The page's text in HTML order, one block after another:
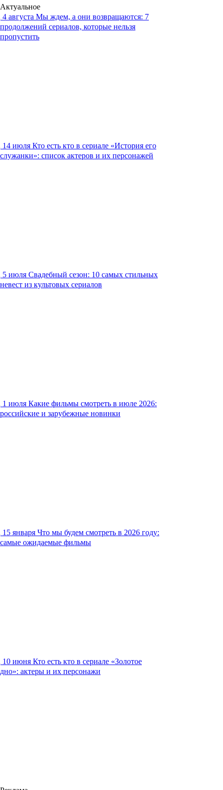
Актуальное
4 августа Мы ждем, а они возвращаются: 7
продолжений сериалов, которые нельзя
пропустить
14 июля Кто есть кто в сериале «История его
служанки»: список актеров и их персонажей
5 июля Свадебный сезон: 10 самых стильных
невест из культовых сериалов
1 июля Какие фильмы смотреть в июле 2026:
российские и зарубежные новинки
15 января Что мы будем смотреть в 2026 году:
самые ожидаемые фильмы
10 июня Кто есть кто в сериале «Золотое
дно»: актеры и их персонажи